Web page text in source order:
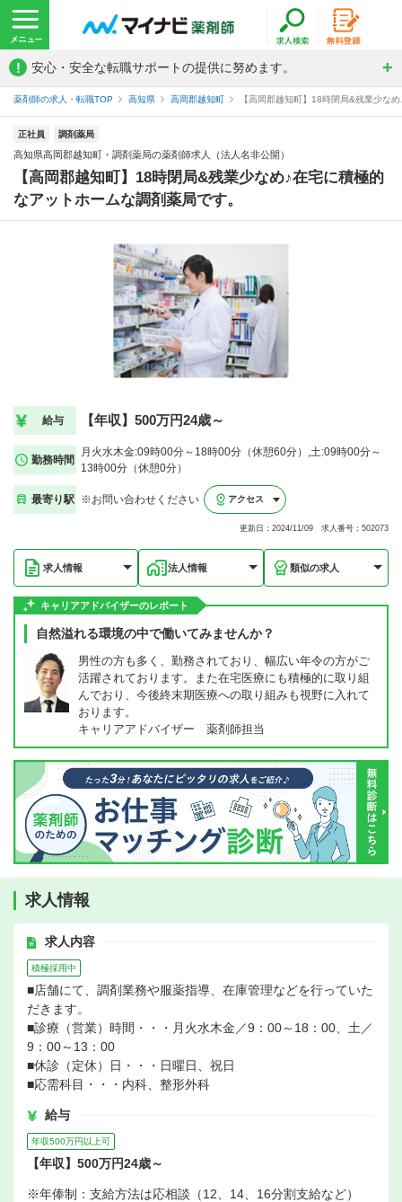
! 安心・安全な転職サポートの提供に努めます。
薬剤師の求人・転職TOP 高知県 高岡郡越知町 【高岡郡越知町】18時閉局&残業少な
正社員 調剤薬局
高知県高岡郡越知町・調剤薬局の薬剤師求人（法人名非公開）
【高岡郡越知町】18時閉局&残業少なめ♪在宅に積極的
なアットホームな調剤薬局です。
給与 【年収】500万円24歳～
勤務時間
月火水木金:09時00分～18時00分（休憩60分）,土:09時00分～
13時00分（休憩0分）
最寄り駅 ※お問い合わせください アクセス
更新日：2024/11/09 求人番号：502073
求人情報 法人情報 類似の求人
キャリアアドバイザーのレポート
自然溢れる環境の中で働いてみませんか？
男性の方も多く、勤務されており、幅広い年令の方がご
活躍されております。また在宅医療にも積極的に取り組
んでおり、今後終末期医療への取り組みも視野に入れて
おります。
キャリアアドバイザー 薬剤師担当
求人情報
求人内容
積極採用中
■店舗にて、調剤業務や服薬指導、在庫管理などを行っていた
だきます。
■診療（営業）時間・・・月火水木金／9：00～18：00、土／
9：00～13：00
■休診（定休）日・・・日曜日、祝日
■応需科目・・・内科、整形外科
給与
年収500万円以上可
【年収】500万円24歳～
※年俸制：支給方法は応相談（12、14、16分割支給など）